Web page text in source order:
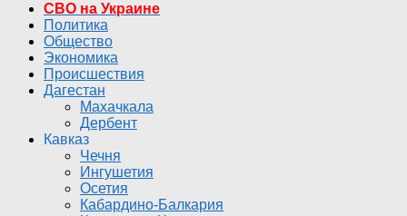
СВО на Украине
Политика
Общество
Экономика
Происшествия
Дагестан
Махачкала
Дербент
Кавказ
Чечня
Ингушетия
Осетия
Кабардино-Балкария